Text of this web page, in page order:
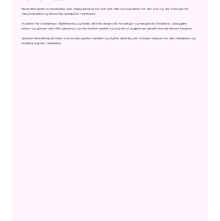
Nevrodivergente er mennesker som daglig kjemper for å bli sett, hørt og respektert, for den vi er og det vi trenger for
varig livskvalitet og likeverdig deltakelse i samfunnet.
Vi jobber for å bekjempe diskriminering og forakt, utfordre inngrodde holdninger og manglende forståelse, synliggjøre
behov og grenser som ofte ignoreres, og vise hvorfor raushet og respekt er avgjørende uansett hvordan hjernen fungerer.
Gjennom NevroRespekt feirer vi nevrodivergentes identitet og styrker, samtidig som vi fronter kampen for våre rettigheter og
livsviktig respekt i samfunnet.